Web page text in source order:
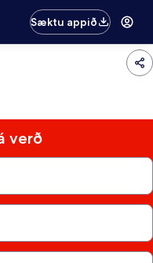
Sæktu appið
verð